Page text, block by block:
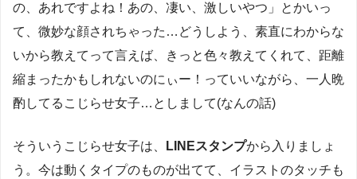
の、あれですよね！あの、凄い、激しいやつ」とかいっ
て、微妙な顔されちゃった…どうしよう、素直にわからな
いから教えてって言えば、きっと色々教えてくれて、距離
縮まったかもしれないのにぃー！っていいながら、一人晩
酌してるこじらせ女子…としまして(なんの話)
そういうこじらせ女子は、 LINEスタンプから入りましょ
う。今は動くタイプのものが出てて、イラストのタッチも